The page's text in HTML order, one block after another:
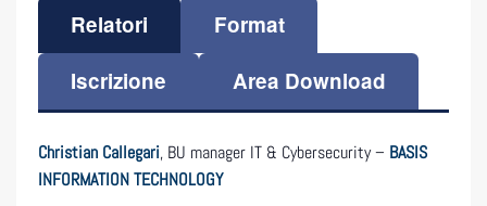
Relatori
Format
Iscrizione
Area Download
Christian Callegari, BU manager IT & Cybersecurity – BASIS
INFORMATION TECHNOLOGY